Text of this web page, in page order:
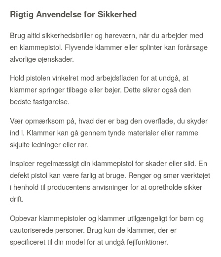
Rigtig Anvendelse for Sikkerhed
Brug altid sikkerhedsbriller og høreværn, når du arbejder med
en klammepistol. Flyvende klammer eller splinter kan forårsage
alvorlige øjenskader.
Hold pistolen vinkelret mod arbejdsfladen for at undgå, at
klammer springer tilbage eller bøjer. Dette sikrer også den
bedste fastgørelse.
Vær opmærksom på, hvad der er bag den overflade, du skyder
ind i. Klammer kan gå gennem tynde materialer eller ramme
skjulte ledninger eller rør.
Inspicer regelmæssigt din klammepistol for skader eller slid. En
defekt pistol kan være farlig at bruge. Rengør og smør værktøjet
i henhold til producentens anvisninger for at opretholde sikker
drift.
Opbevar klammepistoler og klammer utilgængeligt for børn og
uautoriserede personer. Brug kun de klammer, der er
specificeret til din model for at undgå fejlfunktioner.